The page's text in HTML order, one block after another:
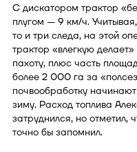
С дискатором трактор
плугом — 9 км/ч.
то и три следа, на этой
трактор «влегкую
пахоту, плюс часть
более 2 000 га за
почвообработку
зиму. Расход топлива
затруднился, но отметил,
точно бы запомнил.